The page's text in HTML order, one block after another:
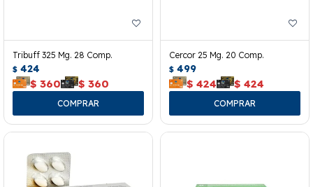
Tribuff 325 Mg. 28 Comp.
$ 424
$ 360 $ 360
Cercor 25 Mg. 20 Comp.
$ 499
$ 424 $ 424